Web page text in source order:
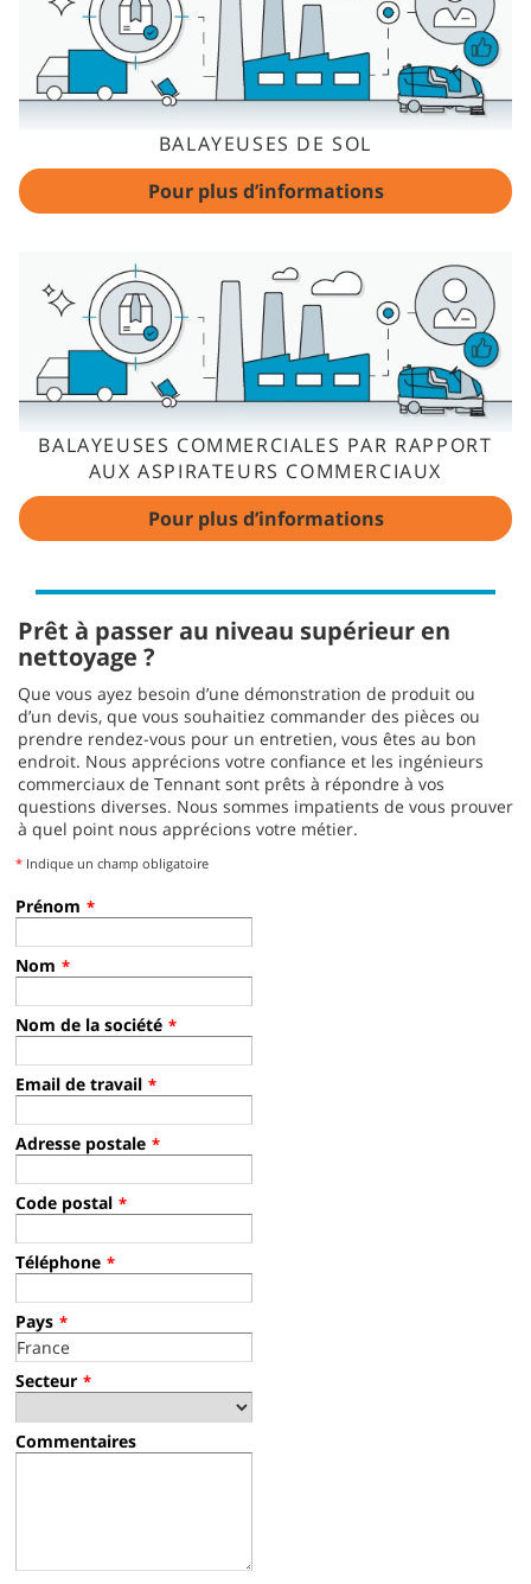
BALAYEUSES DE SOL
Pour plus d’informations
BALAYEUSES COMMERCIALES PAR RAPPORT
AUX ASPIRATEURS COMMERCIAUX
Pour plus d’informations
Prêt à passer au niveau supérieur en
nettoyage ?
Que vous ayez besoin d’une démonstration de produit ou
d’un devis, que vous souhaitiez commander des pièces ou
prendre rendez-vous pour un entretien, vous êtes au bon
endroit. Nous apprécions votre confiance et les ingénieurs
commerciaux de Tennant sont prêts à répondre à vos
questions diverses. Nous sommes impatients de vous prouver
à quel point nous apprécions votre métier.
* Indique un champ obligatoire
Prénom *
Nom *
Nom de la société *
Email de travail *
Adresse postale *
Code postal *
Téléphone *
Pays *
Secteur *
Commentaires